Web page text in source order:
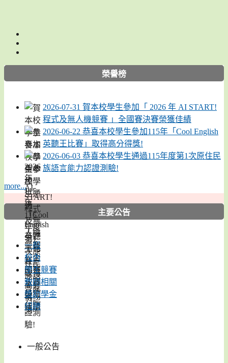
:::
榮譽榜
2026-07-31 賀本校學生參加「 2026 年 AI START!
程式及無人機競賽 」全國賽決賽榮獲佳績
2026-06-22 恭喜本校學生參加115年「Cool English
英聽王比賽」取得高分得獎!
2026-06-03 恭喜本校學生通過115年度第1次原住民
族語言能力認證測驗!
more...
主要公告
一般
校內
學生競賽
教師相關
獎助學金
招聘
一般公告